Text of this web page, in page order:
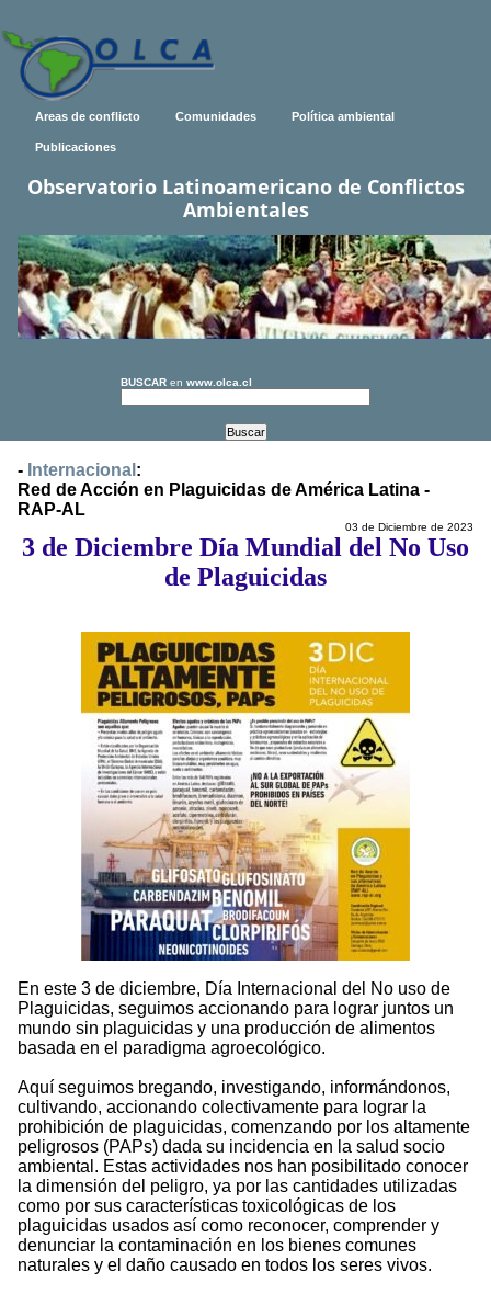
Areas de conflicto Comunidades Política ambiental
Publicaciones
Observatorio Latinoamericano de Conflictos
Ambientales
BUSCAR en www.olca.cl
- Internacional :
Red de Acción en Plaguicidas de América Latina -
RAP-AL
03 de Diciembre de 2023
3 de Diciembre Día Mundial del No Uso
de Plaguicidas
En este 3 de diciembre, Día Internacional del No uso de
Plaguicidas, seguimos accionando para lograr juntos un
mundo sin plaguicidas y una producción de alimentos
basada en el paradigma agroecológico.
Aquí seguimos bregando, investigando, informándonos,
cultivando, accionando colectivamente para lograr la
prohibición de plaguicidas, comenzando por los altamente
peligrosos (PAPs) dada su incidencia en la salud socio
ambiental. Estas actividades nos han posibilitado conocer
la dimensión del peligro, ya por las cantidades utilizadas
como por sus características toxicológicas de los
plaguicidas usados así como reconocer, comprender y
denunciar la contaminación en los bienes comunes
naturales y el daño causado en todos los seres vivos.